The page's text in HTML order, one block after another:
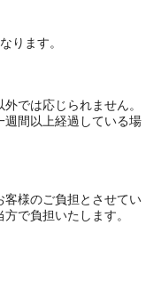
ります。
では応じられません。
間以上経過している場
客様のご負担とさせてい
で負担いたします。